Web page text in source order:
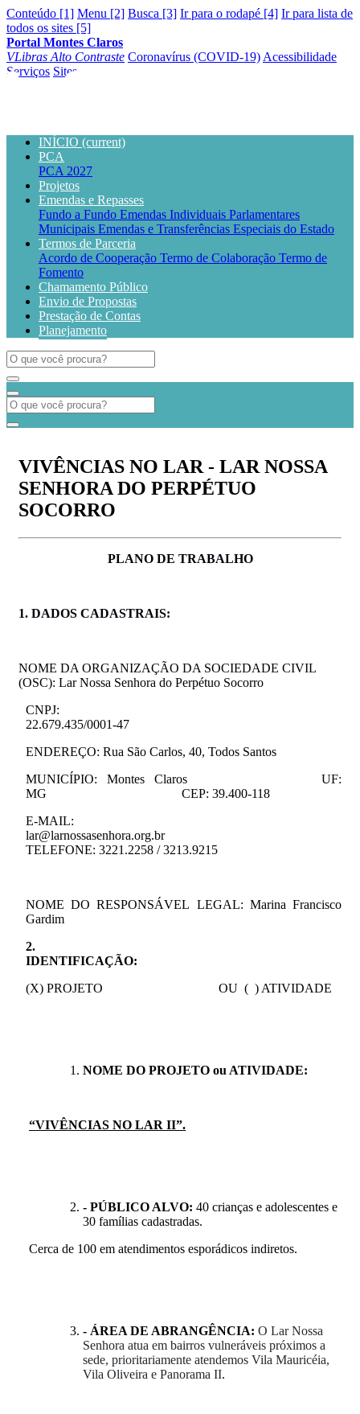
Conteúdo [1] Menu [2] Busca [3] Ir para o rodapé [4] Ir para lista de
todos os sites [5]
Portal Montes Claros
VLibras Alto Contraste Coronavírus (COVID-19) Acessibilidade
Serviços Sites
INÍCIO (current)
PCA
PCA 2027
Projetos
Emendas e Repasses
Fundo a Fundo Emendas Individuais Parlamentares
Municipais Emendas e Transferências Especiais do Estado
Termos de Parceria
Acordo de Cooperação Termo de Colaboração Termo de
Fomento
Chamamento Público
Envio de Propostas
Prestação de Contas
Planejamento
VIVÊNCIAS NO LAR - LAR NOSSA
SENHORA DO PERPÉTUO
SOCORRO
PLANO DE TRABALHO
1. DADOS CADASTRAIS:
NOME DA ORGANIZAÇÃO DA SOCIEDADE CIVIL
(OSC): Lar Nossa Senhora do Perpétuo Socorro
CNPJ:
22.679.435/0001-47
ENDEREÇO: Rua São Carlos, 40, Todos Santos
MUNICÍPIO: Montes Claros UF:
MG CEP: 39.400-118
E-MAIL:
lar@larnossasenhora.org.br
TELEFONE: 3221.2258 / 3213.9215
NOME DO RESPONSÁVEL LEGAL: Marina Francisco
Gardim
2.
IDENTIFICAÇÃO:
(X) PROJETO OU ( ) ATIVIDADE
NOME DO PROJETO ou ATIVIDADE:
“VIVÊNCIAS NO LAR II”.
- PÚBLICO ALVO: 40 crianças e adolescentes e
30 famílias cadastradas.
Cerca de 100 em atendimentos esporádicos indiretos.
- ÁREA DE ABRANGÊNCIA: O Lar Nossa
Senhora atua em bairros vulneráveis próximos a
sede, prioritariamente atendemos Vila Mauricéia,
Vila Oliveira e Panorama II.